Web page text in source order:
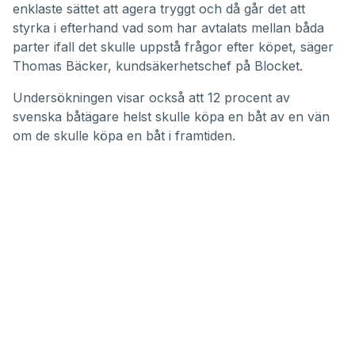
enklaste sättet att agera tryggt och då går det att
styrka i efterhand vad som har avtalats mellan båda
parter ifall det skulle uppstå frågor efter köpet, säger
Thomas Bäcker, kundsäkerhetschef på Blocket.
Undersökningen visar också att 12 procent av
svenska båtägare helst skulle köpa en båt av en vän
om de skulle köpa en båt i framtiden.